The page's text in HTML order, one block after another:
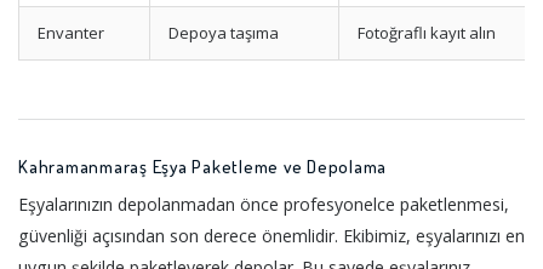
Envanter Depoya taşıma Fotoğraflı kayıt alın
Kahramanmaraş Eşya Paketleme ve Depolama
Eşyalarınızın depolanmadan önce profesyonelce paketlenmesi,
güvenliği açısından son derece önemlidir. Ekibimiz, eşyalarınızı en